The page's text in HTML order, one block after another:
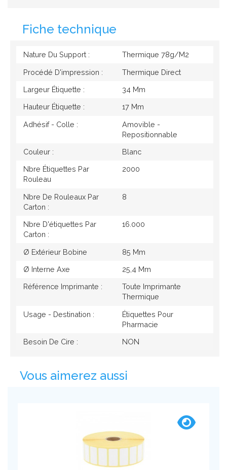
Fiche technique
Nature Du Support : Thermique 78g/M2
Procédé D'impression : Thermique Direct
Largeur Étiquette : 34 Mm
Hauteur Étiquette : 17 Mm
Adhésif - Colle :
Amovible -
Repositionnable
Couleur : Blanc
Nbre Étiquettes Par
Rouleau
2000
Nbre De Rouleaux Par
Carton :
8
Nbre D'étiquettes Par
Carton :
16.000
Ø Extérieur Bobine 85 Mm
Ø Interne Axe 25,4 Mm
Référence Imprimante :
Toute Imprimante
Thermique
Usage - Destination :
Étiquettes Pour
Pharmacie
Besoin De Cire : NON
Vous aimerez aussi